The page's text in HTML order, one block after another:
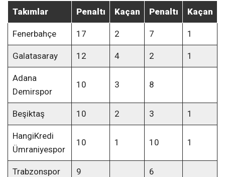
Takımlar Penaltı Kaçan Penaltı Kaçan
Fenerbahçe 17 2 7 1
Galatasaray 12 4 2 1
Adana
Demirspor
10 3 8
Beşiktaş 10 2 3 1
HangiKredi
Ümraniyespor
10 1 10 1
Trabzonspor 9 6